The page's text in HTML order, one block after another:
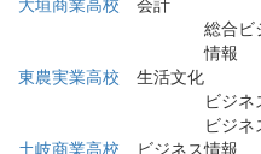
総合ビジ
情報
東農実業高校 生活文化
ビジネス
ビジネス
土岐商業高校 ビジネス情報